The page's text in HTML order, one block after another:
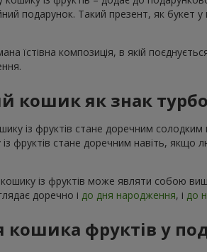
подарунок. Такий презент, як букет
їстівна композиція, в якій
кошик як знак
із фруктів стане доречним
фруктів стане доречним навіть, якщо
із фруктів може являти собою
доречно і до дня народження, і до
кошика фруктів у